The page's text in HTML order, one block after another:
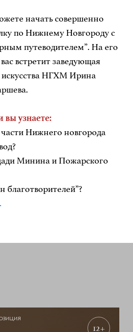
начать совершенно
по Нижнему Новгороду с
путеводителем”. На его
встретит заведующая
искусства НГХМ Ирина
вы узнаете:
Нижнего новгорода
Минина и Пожарского
благотворителей”?
12+